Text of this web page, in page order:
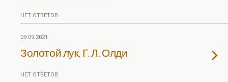
НЕТ ОТВЕТОВ
09.09.2021
Золотой лук, Г. Л. Олди
НЕТ ОТВЕТОВ